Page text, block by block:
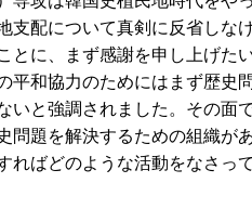
支配について真剣に反省しな
とに、まず感謝を申し上げた
平和協力のためにはまず歴史
いと強調されました。その面
問題を解決するための組織が
ればどのような活動をなさっ